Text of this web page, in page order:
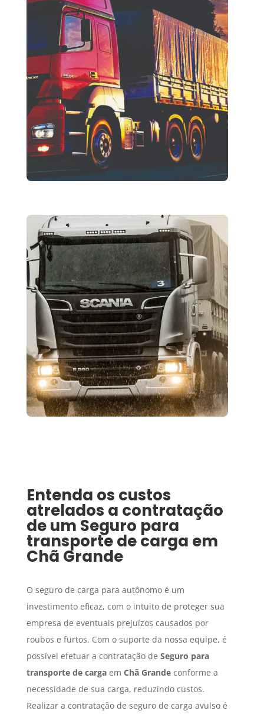
Entenda os custos
atrelados a contratação
de um Seguro para
transporte de carga em
Chã Grande
O seguro de carga para autônomo é um
investimento eficaz, com o intuito de proteger sua
empresa de eventuais prejuízos causados por
roubos e furtos. Com o suporte da nossa equipe, é
possível efetuar a contratação de Seguro para
transporte de cargaem Chã Grandeconforme a
necessidade de sua carga, reduzindo custos.
Realizar a contratação de seguro de carga avulso é